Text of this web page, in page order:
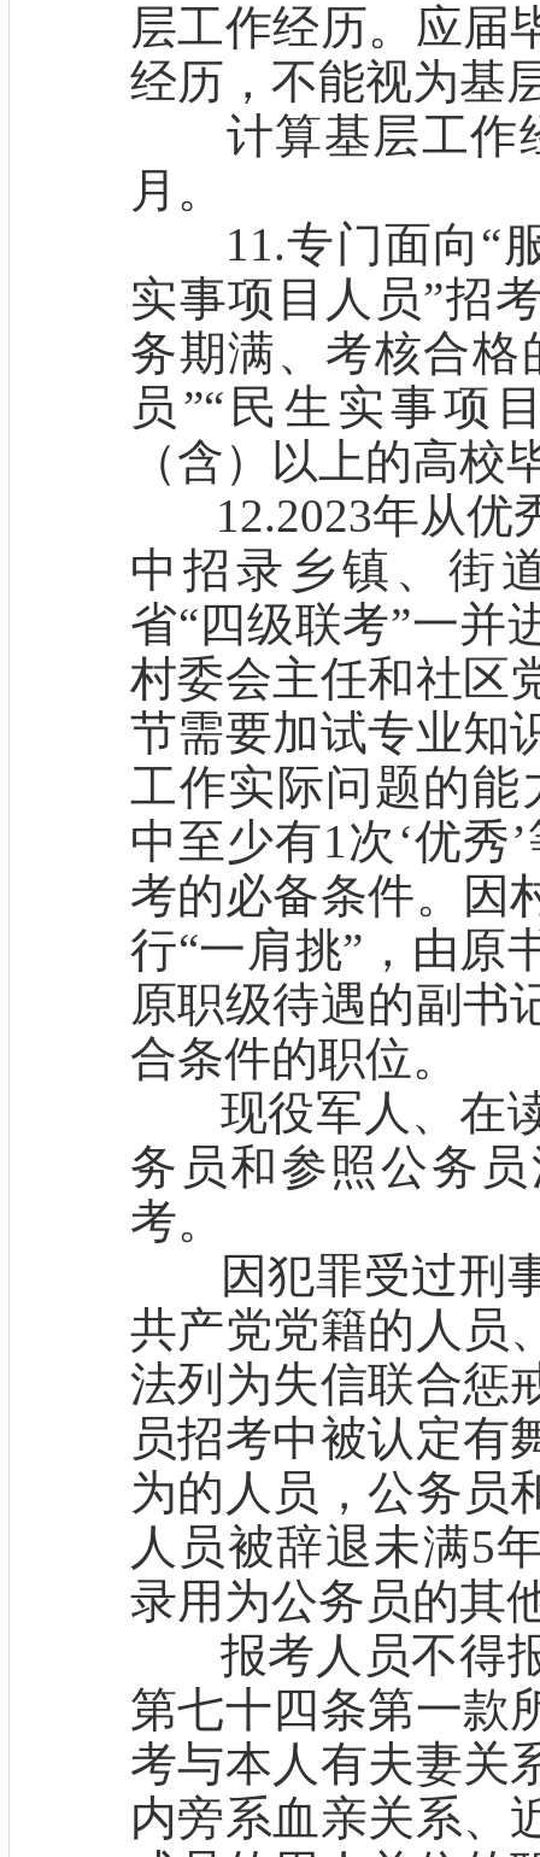
层工作经历。应届
经历，不能视为基
计算基层工作经
月。
11.专门面向“服
实事项目人员”招
务期满、考核合格
员”“民生实事项
（含）以上的高校
12.2023年从优
中招录乡镇、街
省“四级联考”一并
村委会主任和社区
节需要加试专业知
工作实际问题的能
中至少有1次‘优秀
考的必备条件。因
行“一肩挑”，由原
原职级待遇的副书
合条件的职位。
现役军人、在读
务员和参照公务
考。
因犯罪受过刑事
共产党党籍的人员
法列为失信联合惩
员招考中被认定有
为的人员，公务员
人员被辞退未满5
录用为公务员的其
报考人员不得报
第七十四条第一款
考与本人有夫妻关
内旁系血亲关系、